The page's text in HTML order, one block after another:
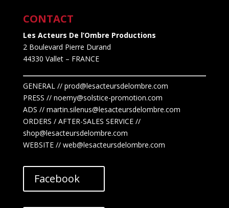
CONTACT
Les Acteurs De l’Ombre Productions
2 Boulevard Pierre Durand
44330 Vallet– FRANCE
GENERAL // prod@lesacteursdelombre.com
PRESS // noemy@solstice-promotion.com
ADS // martin.silenus@lesacteursdelombre.com
ORDERS / AFTER-SALES SERVICE //
shop@lesacteursdelombre.com
WEBSITE // web@lesacteursdelombre.com
Facebook